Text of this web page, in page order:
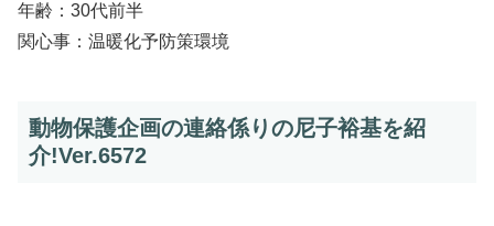
年齢：30代前半
関心事：温暖化予防策環境
動物保護企画の連絡係りの尼子裕基を紹
介!Ver.6572